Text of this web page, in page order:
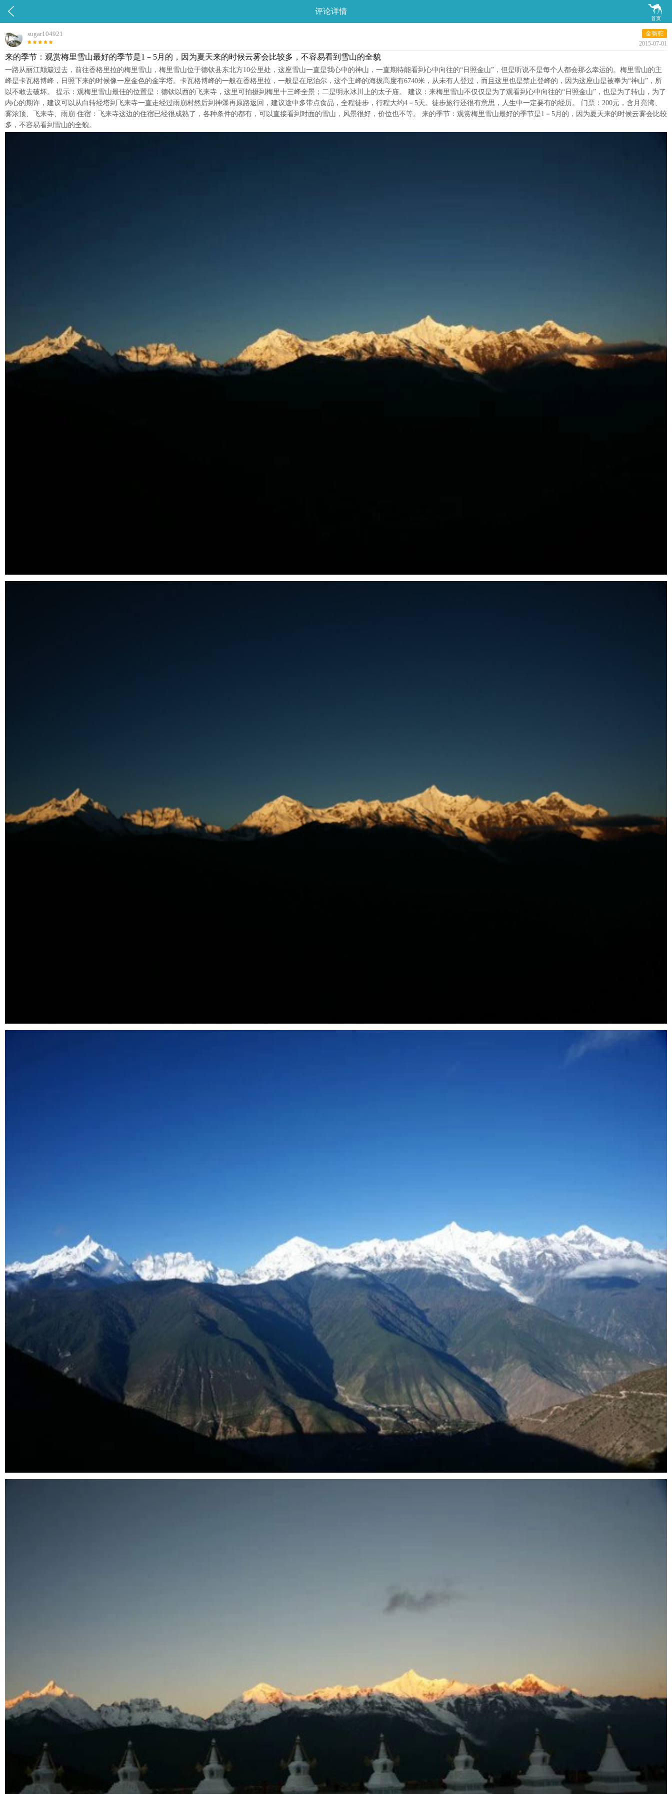
 
首页
评论详情
sugar104921
金骆驼
2015-07-01
来的季节：观赏梅里雪山最好的季节是1－5月的，因为夏天来的时候云雾会比较多，不容易看到雪山的全貌
一路从丽江颠簸过去，前往香格里拉的梅里雪山，梅里雪山位于德钦县东北方10公里处，这座雪山一直是我心中的神山，一直期待能看到心中向往的“日照金山”，但是听说不是每个人都会那么幸运的。梅里雪山的主
峰是卡瓦格博峰，日照下来的时候像一座金色的金字塔。卡瓦格博峰的一般在香格里拉，一般是在尼泊尔，这个主峰的海拔高度有6740米，从未有人登过，而且这里也是禁止登峰的，因为这座山是被奉为“神山”，所
以不敢去破坏。 提示：观梅里雪山最佳的位置是：德钦以西的飞来寺，这里可拍摄到梅里十三峰全景；二是明永冰川上的太子庙。 建议：来梅里雪山不仅仅是为了观看到心中向往的“日照金山”，也是为了转山，为了
内心的期许，建议可以从白转经塔到飞来寺一直走经过雨崩村然后到神瀑再原路返回，建议途中多带点食品，全程徒步，行程大约4－5天。徒步旅行还很有意思，人生中一定要有的经历。 门票：200元，含月亮湾、
雾浓顶、飞来寺、雨崩 住宿：飞来寺这边的住宿已经很成熟了，各种条件的都有，可以直接看到对面的雪山，风景很好，价位也不等。 来的季节：观赏梅里雪山最好的季节是1－5月的，因为夏天来的时候云雾会比较
多，不容易看到雪山的全貌。